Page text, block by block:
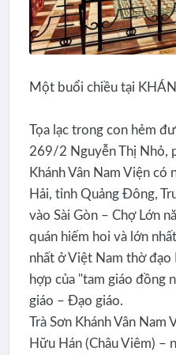
Một buổi chiều tại
Tọa lạc trong con hẻm
269/2 Nguyễn Thị Nhỏ,
Khánh Vân Nam Viện có
Hải, tỉnh Quảng Đông,
vào Sài Gòn – Chợ Lớn
quán hiếm hoi và lớn
nhất ở Việt Nam thờ đạo
hợp của "tam giáo đồng
giáo – Đạo giáo.
Trà Sơn Khánh Vân
Hữu Hán (Châu Viêm) –